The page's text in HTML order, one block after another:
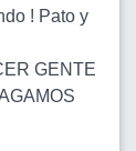
! Pato y
GENTE